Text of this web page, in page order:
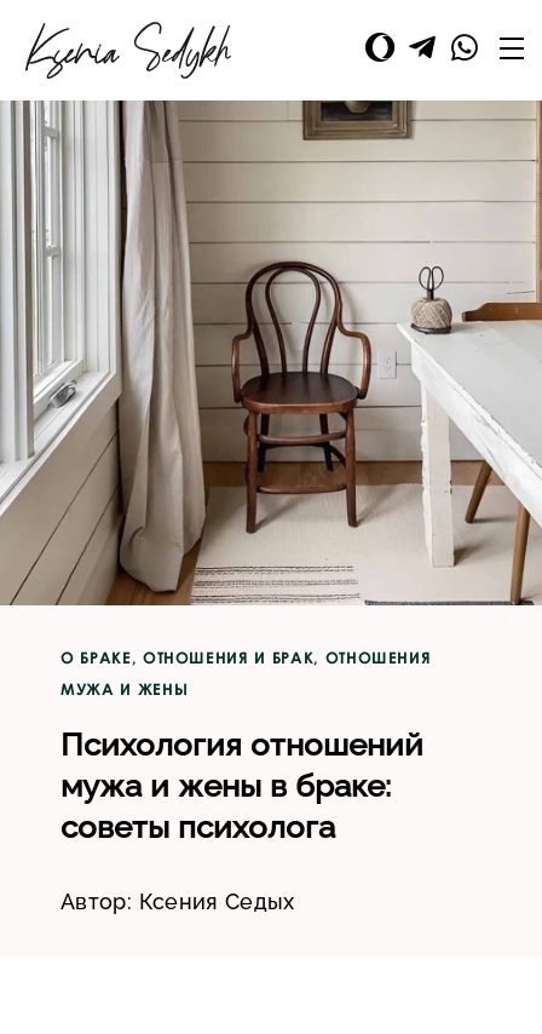
О БРАКЕ, ОТНОШЕНИЯ И БРАК, ОТНОШЕНИЯ
МУЖА И ЖЕНЫ
Психология отношений
мужа и жены в браке:
советы психолога
Автор: Ксения Седых